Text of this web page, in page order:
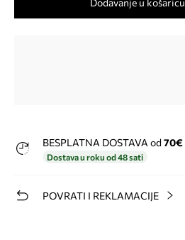
Dodavanje u košaricu
BESPLATNA DOSTAVA od 70€
Dostava u roku od 48 sati
POVRATI I REKLAMACIJE